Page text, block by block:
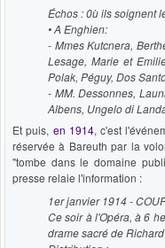
Échos : 0ù ils soignent
• A Enghien:
- Mmes Kutcnera,
Lesage, Marie et
Polak, Péguy, Dos
- MM. Dessonnes,
Albens, Ungelo di
Et puis, en 1914, c'est
réservée à Bareuth par la
"tombe dans le domaine
presse relaie l'information :
1er janvier 1914 -
Ce soir à l'Opéra, à 6
drame sacré de